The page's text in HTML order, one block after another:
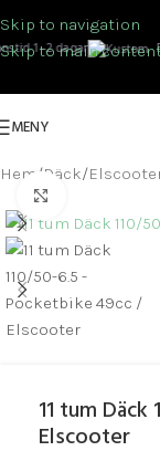
Skip to navigation
Skip to main
1–2 dagar
MENY
Hem /Däck/
11 tum
Elscooter